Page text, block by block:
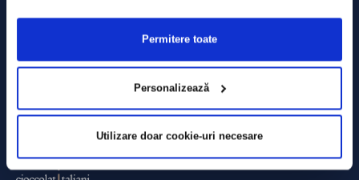
Permitere toate
Personalizează
Utilizare doar cookie-uri necesare